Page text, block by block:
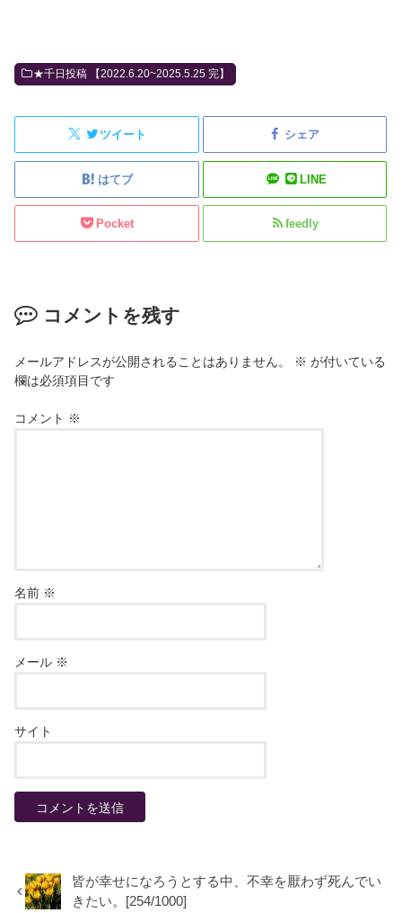
★千日投稿 【2022.6.20~2025.5.25 完】
ツイート シェア
はてブ LINE
Pocket feedly
コメントを残す
メールアドレスが公開されることはありません。 ※ が付いている
欄は必須項目です
コメント ※
名前 ※
メール ※
サイト
皆が幸せになろうとする中、不幸を厭わず死んでい
きたい。[254/1000]